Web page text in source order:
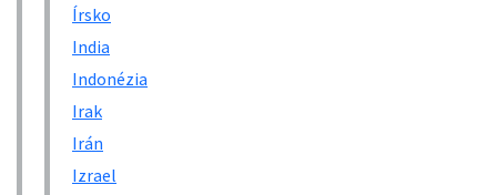
Írsko
India
Indonézia
Irak
Irán
Izrael